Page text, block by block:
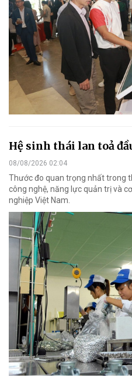
Hệ sinh thái lan toả
08/08/2026 02:04
Thước đo quan trọng nhất trong
công nghệ, năng lực quản trị và
nghiệp Việt Nam.